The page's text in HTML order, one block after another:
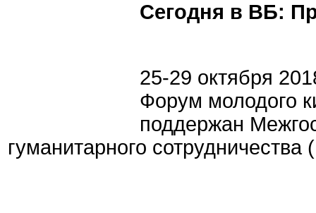
Сегодня в ВБ:
25-29 октября
Форум молодого
поддержан
гуманитарного